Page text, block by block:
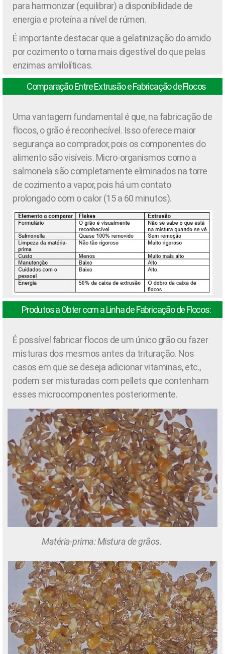
para harmonizar (equilibrar) a disponibilidade de
energia e proteína a nível de rúmen.
É importante destacar que a gelatinização do amido
por cozimento o torna mais digestível do que pelas
enzimas amilolíticas.
Comparação Entre Extrusão e Fabricação de Flocos
Uma vantagem fundamental é que, na fabricação de
flocos, o grão é reconhecível. Isso oferece maior
segurança ao comprador, pois os componentes do
alimento são visíveis. Micro-organismos como a
salmonela são completamente eliminados na torre
de cozimento a vapor, pois há um contato
prolongado com o calor (15 a 60 minutos).
Produtos a Obter com a Linha de Fabricação de Flocos:
É possível fabricar flocos de um único grão ou fazer
misturas dos mesmos antes da trituração. Nos
casos em que se deseja adicionar vitaminas, etc.,
podem ser misturadas com pellets que contenham
esses microcomponentes posteriormente.
Matéria-prima: Mistura de grãos.